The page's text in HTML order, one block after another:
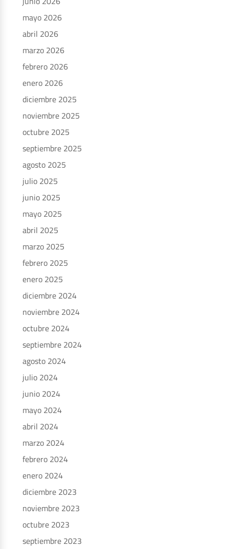
mayo 2026
abril 2026
marzo 2026
febrero 2026
enero 2026
diciembre 2025
noviembre 2025
octubre 2025
septiembre 2025
agosto 2025
julio 2025
junio 2025
mayo 2025
abril 2025
marzo 2025
febrero 2025
enero 2025
diciembre 2024
noviembre 2024
octubre 2024
septiembre 2024
agosto 2024
julio 2024
junio 2024
mayo 2024
abril 2024
marzo 2024
febrero 2024
enero 2024
diciembre 2023
noviembre 2023
octubre 2023
septiembre 2023